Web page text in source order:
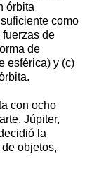
órbita
como
de
de
esférica) y (c)
con ocho
Júpiter,
la
objetos,